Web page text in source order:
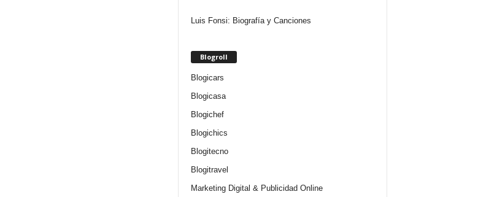
Luis Fonsi: Biografía y Canciones
Blogroll
Blogicars
Blogicasa
Blogichef
Blogichics
Blogitecno
Blogitravel
Marketing Digital & Publicidad Online